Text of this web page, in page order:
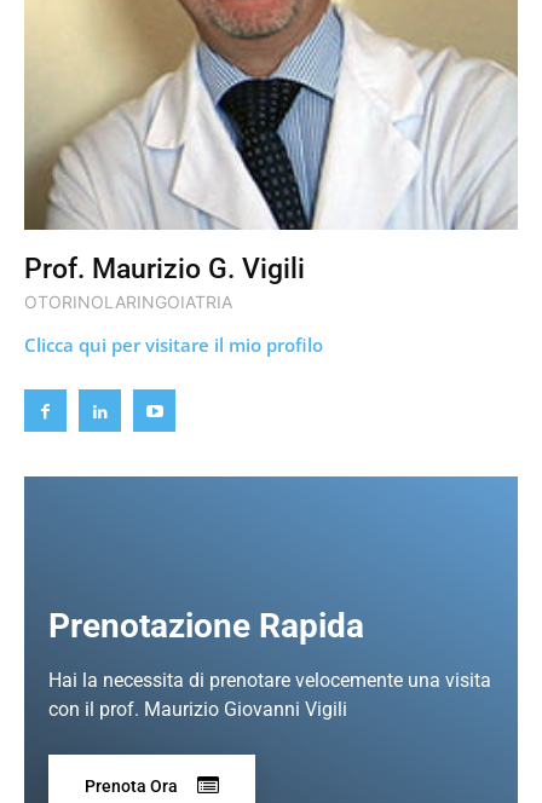
Prof. Maurizio G. Vigili
OTORINOLARINGOIATRIA
Clicca qui per visitare il mio profilo
Prenotazione Rapida
Hai la necessita di prenotare velocemente una visita
con il prof. Maurizio Giovanni Vigili
Prenota Ora